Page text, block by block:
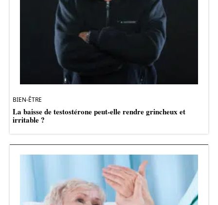
BIEN-ÊTRE
La baisse de testostérone peut-elle rendre grincheux et
irritable ?